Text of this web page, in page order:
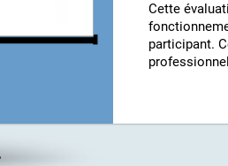
Cette
participant.